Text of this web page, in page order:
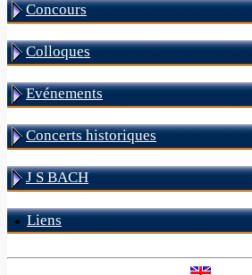
Concours
Colloques
Evénements
Concerts historiques
J S BACH
Liens